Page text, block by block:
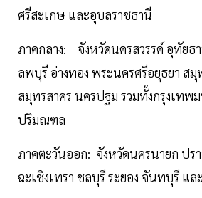
ศรีสะเกษ และอุบลราชธานี
ภาคกลาง: จังหวัดนครสวรรค์ อุทัยธ
ลพบุรี อ่างทอง พระนครศรีอยุธยา สมุ
สมุทรสาคร นครปฐม รวมทั้งกรุงเทพ
ปริมณฑล
ภาคตะวันออก: จังหวัดนครนายก ปร
ฉะเชิงเทรา ชลบุรี ระยอง จันทบุรี แล